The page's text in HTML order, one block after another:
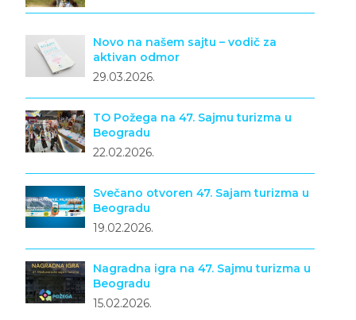
Novo na našem sajtu – vodič za
aktivan odmor
29.03.2026.
TO Požega na 47. Sajmu turizma u
Beogradu
22.02.2026.
Svečano otvoren 47. Sajam turizma u
Beogradu
19.02.2026.
Nagradna igra na 47. Sajmu turizma u
Beogradu
15.02.2026.